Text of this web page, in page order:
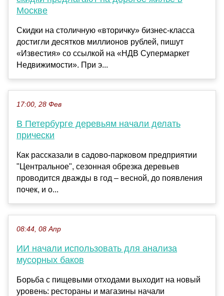
Москве
Скидки на столичную «вторичку» бизнес-класса
достигли десятков миллионов рублей, пишут
«Известия» со ссылкой на «НДВ Супермаркет
Недвижимости». При э...
17:00, 28 Фев
В Петербурге деревьям начали делать
прически
Как рассказали в садово-парковом предприятии
"Центральное", сезонная обрезка деревьев
проводится дважды в год – весной, до появления
почек, и о...
08:44, 08 Апр
ИИ начали использовать для анализа
мусорных баков
Борьба с пищевыми отходами выходит на новый
уровень: рестораны и магазины начали